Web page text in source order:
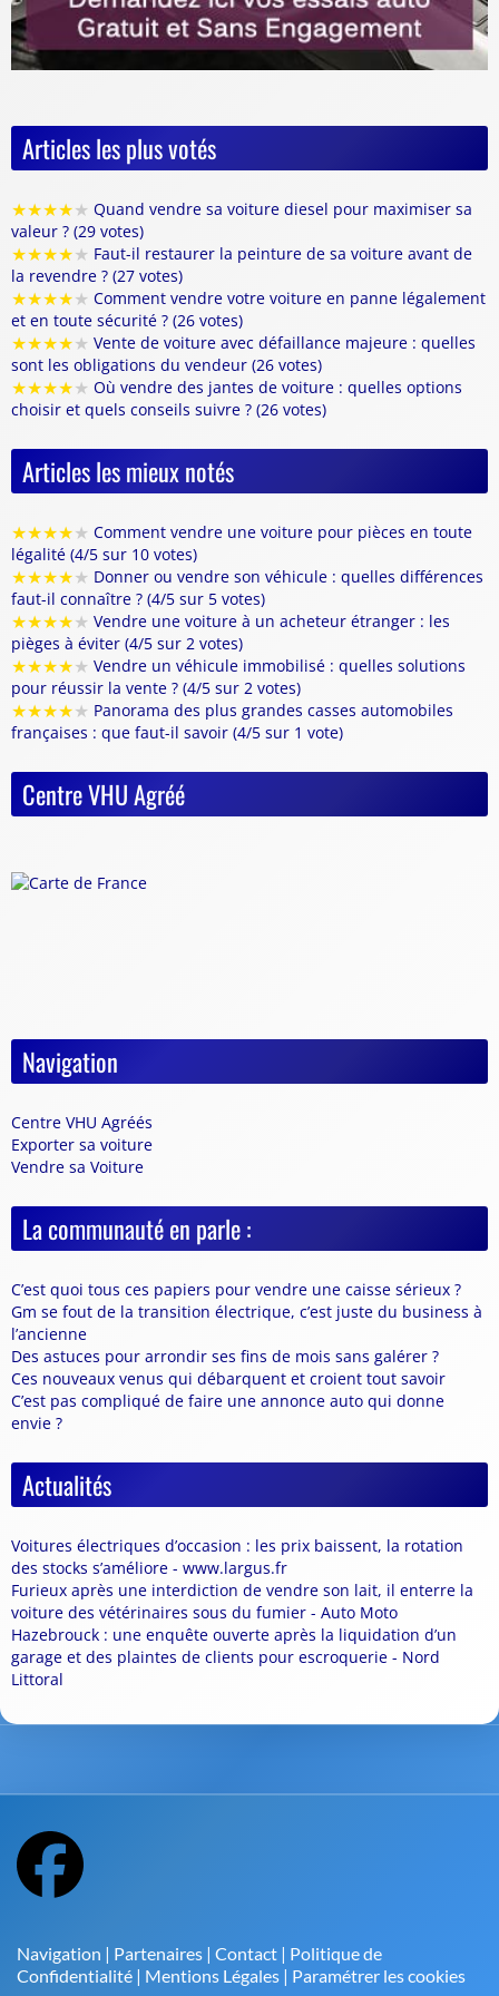
Articles les plus votés
★★★★★ Quand vendre sa voiture diesel pour maximiser sa
valeur ? (29 votes)
★★★★★ Faut-il restaurer la peinture de sa voiture avant de
la revendre ? (27 votes)
★★★★★ Comment vendre votre voiture en panne légalement
et en toute sécurité ? (26 votes)
★★★★★ Vente de voiture avec défaillance majeure : quelles
sont les obligations du vendeur (26 votes)
★★★★★ Où vendre des jantes de voiture : quelles options
choisir et quels conseils suivre ? (26 votes)
Articles les mieux notés
★★★★★ Comment vendre une voiture pour pièces en toute
légalité (4/5 sur 10 votes)
★★★★★ Donner ou vendre son véhicule : quelles différences
faut-il connaître ? (4/5 sur 5 votes)
★★★★★ Vendre une voiture à un acheteur étranger : les
pièges à éviter (4/5 sur 2 votes)
★★★★★ Vendre un véhicule immobilisé : quelles solutions
pour réussir la vente ? (4/5 sur 2 votes)
★★★★★ Panorama des plus grandes casses automobiles
françaises : que faut-il savoir (4/5 sur 1 vote)
Centre VHU Agréé
Navigation
Centre VHU Agréés
Exporter sa voiture
Vendre sa Voiture
La communauté en parle :
C’est quoi tous ces papiers pour vendre une caisse sérieux ?
Gm se fout de la transition électrique, c’est juste du business à
l’ancienne
Des astuces pour arrondir ses fins de mois sans galérer ?
Ces nouveaux venus qui débarquent et croient tout savoir
C’est pas compliqué de faire une annonce auto qui donne
envie ?
Actualités
Voitures électriques d’occasion : les prix baissent, la rotation
des stocks s’améliore - www.largus.fr
Furieux après une interdiction de vendre son lait, il enterre la
voiture des vétérinaires sous du fumier - Auto Moto
Hazebrouck : une enquête ouverte après la liquidation d’un
garage et des plaintes de clients pour escroquerie - Nord
Littoral
Navigation | Partenaires | Contact | Politique de
Confidentialité | Mentions Légales | Paramétrer les cookies